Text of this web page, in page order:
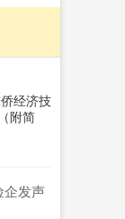
经济技
附简
企发声